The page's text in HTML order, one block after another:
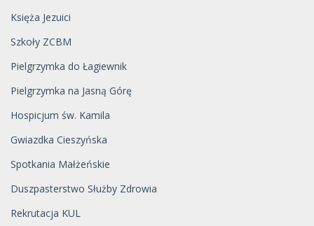
Księża Jezuici
Szkoły ZCBM
Pielgrzymka do Łagiewnik
Pielgrzymka na Jasną Górę
Hospicjum św. Kamila
Gwiazdka Cieszyńska
Spotkania Małżeńskie
Duszpasterstwo Służby Zdrowia
Rekrutacja KUL